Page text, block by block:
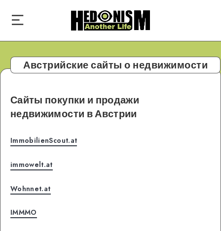
Австрийские сайты о недвижимости
Сайты покупки и продажи
недвижимости в Австрии
ImmobilienScout.at
immowelt.at
Wohnnet.at
IMMMO